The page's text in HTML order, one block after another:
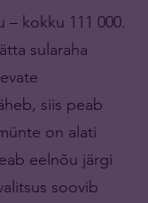
– kokku 111 000.
sularaha
siis peab
on alati
eelnõu järgi
soovib